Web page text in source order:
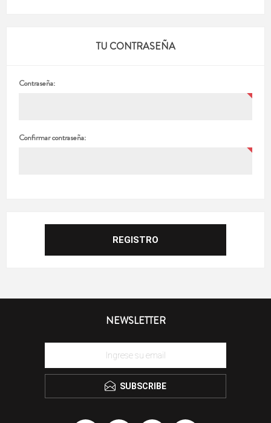
TU CONTRASEÑA
Contraseña:
Confirmar contraseña:
NEWSLETTER
SUBSCRIBE